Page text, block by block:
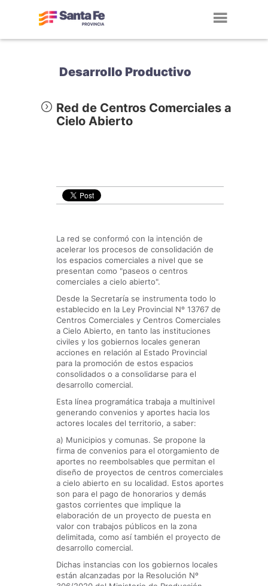
Desarrollo Productivo
Red de Centros Comerciales a
Cielo Abierto
La red se conformó con la intención de
acelerar los procesos de consolidación de
los espacios comerciales a nivel que se
presentan como "paseos o centros
comerciales a cielo abierto".
Desde la Secretaría se instrumenta todo lo
establecido en la Ley Provincial Nº 13767 de
Centros Comerciales y Centros Comerciales
a Cielo Abierto, en tanto las instituciones
civiles y los gobiernos locales generan
acciones en relación al Estado Provincial
para la promoción de estos espacios
consolidados o a consolidarse para el
desarrollo comercial.
Esta línea programática trabaja a multinivel
generando convenios y aportes hacia los
actores locales del territorio, a saber:
a) Municipios y comunas. Se propone la
firma de convenios para el otorgamiento de
aportes no reembolsables que permitan el
diseño de proyectos de centros comerciales
a cielo abierto en su localidad. Estos aportes
son para el pago de honorarios y demás
gastos corrientes que implique la
elaboración de un proyecto de puesta en
valor con trabajos públicos en la zona
delimitada, como así también el proyecto de
desarrollo comercial.
Dichas instancias con los gobiernos locales
están alcanzadas por la Resolución Nº